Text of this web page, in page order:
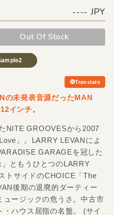
---- JPY
Out Of Stock
Translate
の未発表音源だったMAN
インチ。
NITE GROOVESから2007
」。LARRY LEVANによ
GARAGEを冠した
ともうひとつのLARRY
トサイドのCHOICE「The
後期の退廃的ダーティー
ュージックの危うさ。中古市
ハウス屈指の名盤。 (サイ